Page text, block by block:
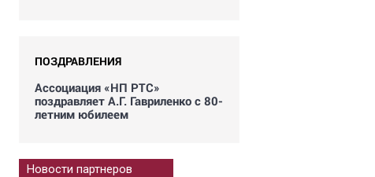
ПОЗДРАВЛЕНИЯ
Ассоциация «НП РТС»
поздравляет А.Г. Гавриленко с 80-
летним юбилеем
Новости партнеров